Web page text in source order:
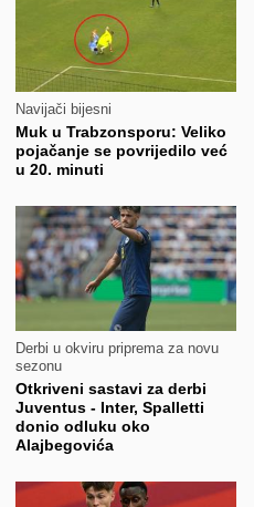
Navijači bijesni
Muk u Trabzonsporu: Veliko
pojačanje se povrijedilo već
u 20. minuti
Derbi u okviru priprema za novu
sezonu
Otkriveni sastavi za derbi
Juventus - Inter, Spalletti
donio odluku oko
Alajbegovića